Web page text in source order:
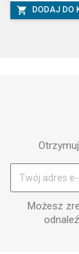
 DODAJ DO
Możesz